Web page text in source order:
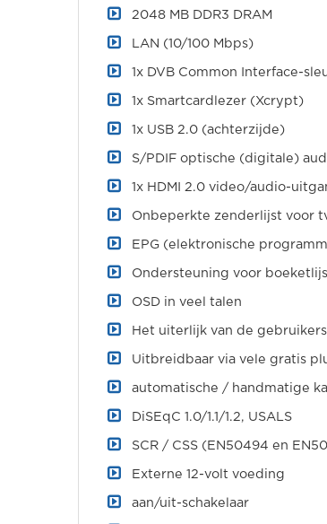
2048 MB DDR3 DRAM
LAN (10/100 Mbps)
1x DVB Common Interface-
1x Smartcardlezer (Xcrypt)
1x USB 2.0 (achterzijde)
S/PDIF optische (digitale)
1x HDMI 2.0 video/audio-
Onbeperkte zenderlijst voor
EPG (elektronische
Ondersteuning voor
OSD in veel talen
Het uiterlijk van de
Uitbreidbaar via vele gratis
automatische / handmatige
DiSEqC 1.0/1.1/1.2, USALS
SCR / CSS (EN50494 en
Externe 12-volt voeding
aan/uit-schakelaar